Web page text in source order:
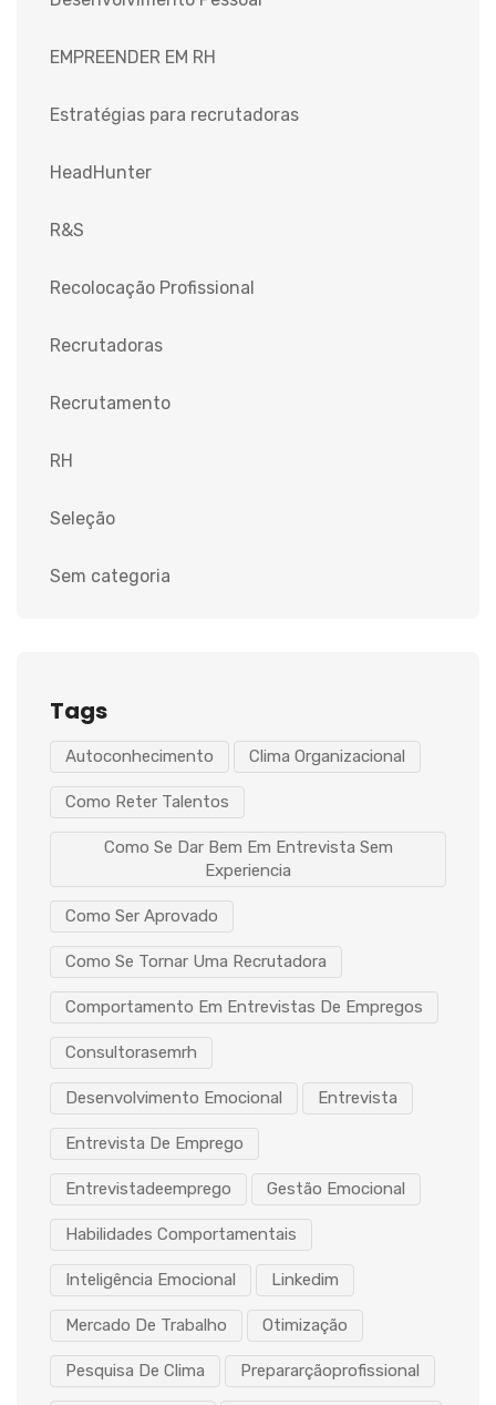
EMPREENDER EM RH
Estratégias para recrutadoras
HeadHunter
R&S
Recolocação Profissional
Recrutadoras
Recrutamento
RH
Seleção
Sem categoria
Tags
Autoconhecimento Clima Organizacional
Como Reter Talentos
Como Se Dar Bem Em Entrevista Sem
Experiencia
Como Ser Aprovado
Como Se Tornar Uma Recrutadora
Comportamento Em Entrevistas De Empregos
Consultorasemrh
Desenvolvimento Emocional Entrevista
Entrevista De Emprego
Entrevistadeemprego Gestão Emocional
Habilidades Comportamentais
Inteligência Emocional Linkedim
Mercado De Trabalho Otimização
Pesquisa De Clima Prepararçãoprofissional